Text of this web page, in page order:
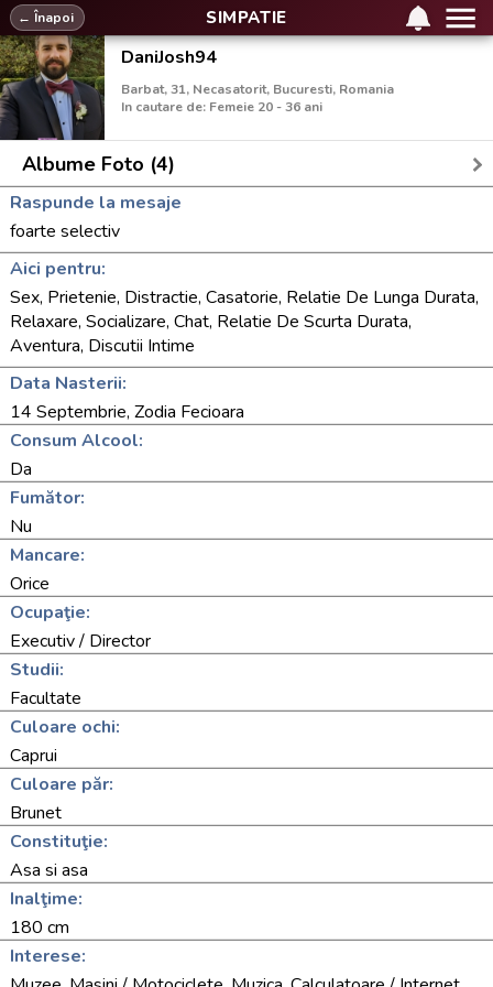
SIMPATIE
← Înapoi
DaniJosh94
Barbat, 31, Necasatorit, Bucuresti, Romania
In cautare de: Femeie 20 - 36 ani
Albume Foto (4)
Raspunde la mesaje
foarte selectiv
Aici pentru:
Sex, Prietenie, Distractie, Casatorie, Relatie De Lunga Durata,
Relaxare, Socializare, Chat, Relatie De Scurta Durata,
Aventura, Discutii Intime
Data Nasterii:
14 Septembrie, Zodia Fecioara
Consum Alcool:
Da
Fumător:
Nu
Mancare:
Orice
Ocupaţie:
Executiv / Director
Studii:
Facultate
Culoare ochi:
Caprui
Culoare păr:
Brunet
Constituţie:
Asa si asa
Inalţime:
180 cm
Interese: